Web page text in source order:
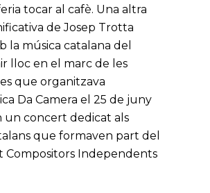
tocar al cafè. Una altra
de Josep Trotta
la música catalana del
lloc en el marc de les
que organitzava
Da Camera el 25 de juny
un concert dedicat als
que formaven part del
Compositors Independents